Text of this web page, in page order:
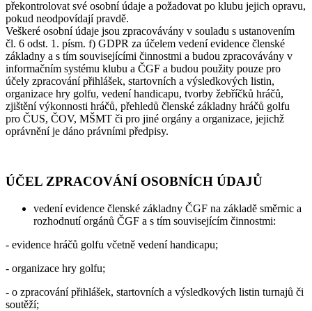
překontrolovat své osobní údaje a požadovat po klubu jejich opravu,
pokud neodpovídají pravdě.
Veškeré osobní údaje jsou zpracovávány v souladu s ustanovením
čl. 6 odst. 1. písm. f) GDPR za účelem vedení evidence členské
základny a s tím souvisejícími činnostmi a budou zpracovávány v
informačním systému klubu a ČGF a budou použity pouze pro
účely zpracování přihlášek, startovních a výsledkových listin,
organizace hry golfu, vedení handicapu, tvorby žebříčků hráčů,
zjištění výkonnosti hráčů, přehledů členské základny hráčů golfu
pro ČUS, ČOV, MŠMT či pro jiné orgány a organizace, jejichž
oprávnění je dáno právními předpisy.
ÚČEL ZPRACOVÁNÍ OSOBNÍCH ÚDAJŮ
vedení evidence členské základny ČGF na základě směrnic a
rozhodnutí orgánů ČGF a s tím souvisejícím činnostmi:
- evidence hráčů golfu včetně vedení handicapu;
- organizace hry golfu;
- o zpracování přihlášek, startovních a výsledkových listin turnajů či
soutěží;